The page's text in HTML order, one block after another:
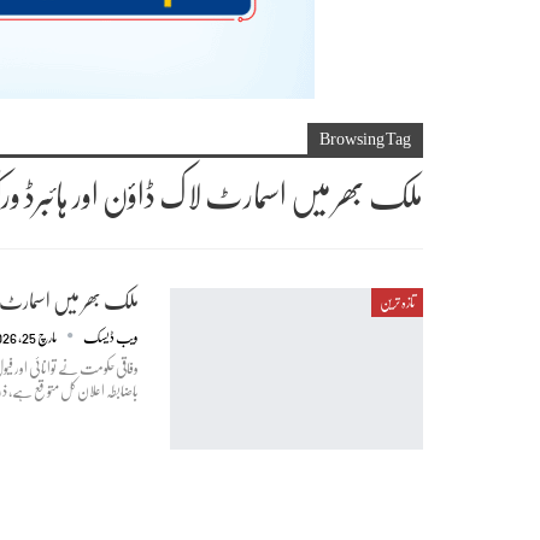
Browsing Tag
ملک بھر میں اسمارٹ لاک ڈاؤن اور ہائبرڈ
تازہ ترین ملک بھر میں اسمارٹ
ویب ڈیسک مارچ 25, 2026
وفاقی حکومت نے توانائی
باضابطہ اعلان کل متوقع ہے،